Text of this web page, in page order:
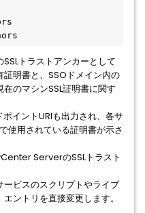
トラストアンカーとして
明書と、SSOドメイン内の
のマシンSSL証明書に関す
イントURIも出力され、各サ
使用されている証明書が示さ
ServerのSSLトラスト
ビスのスクリプトやライブ
ントリを直接変更します。